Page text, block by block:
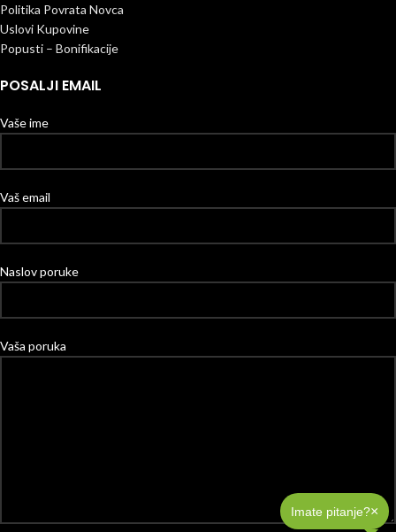
Politika Povrata Novca
Uslovi Kupovine
Popusti – Bonifikacije
POSALJI EMAIL
Vaše ime
Vaš email
Naslov poruke
Vaša poruka
Imate pitanje?×